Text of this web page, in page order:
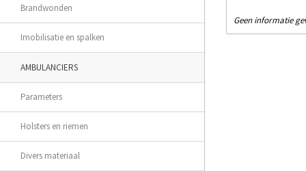
Brandwonden
Imobilisatie en spalken
AMBULANCIERS
Parameters
Holsters en riemen
Divers materiaal
Geen informatie